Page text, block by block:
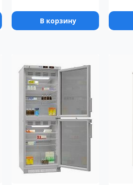
В корзину